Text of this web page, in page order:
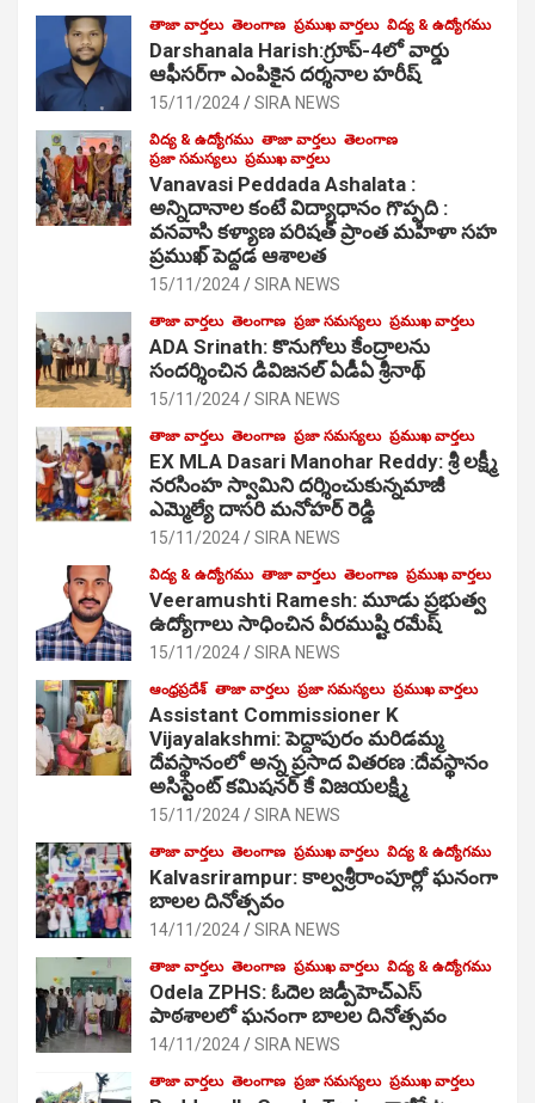
తాజా వార్తలు తెలంగాణ ప్రముఖ వార్తలు విద్య & ఉద్యోగము
Darshanala Harish:గ్రూప్-4లో వార్డు
ఆఫీసర్‌గా ఎంపికైన దర్శనాల హరీష్
15/11/2024 SIRA NEWS
విద్య & ఉద్యోగము తాజా వార్తలు తెలంగాణ
ప్రజా సమస్యలు ప్రముఖ వార్తలు
Vanavasi Peddada Ashalata :
అన్నిదానాల కంటే విద్యాధానం గొప్పది :
వనవాసి కళ్యాణ పరిషత్ ప్రాంత మహిళా సహ
ప్రముఖ్ పెద్దడ ఆశాలత
15/11/2024 SIRA NEWS
తాజా వార్తలు తెలంగాణ ప్రజా సమస్యలు ప్రముఖ వార్తలు
ADA Srinath: కొనుగోలు కేంద్రాల‌ను
సంద‌ర్శించిన డివిజనల్ ఏడీఏ శ్రీనాథ్
15/11/2024 SIRA NEWS
తాజా వార్తలు తెలంగాణ ప్రజా సమస్యలు ప్రముఖ వార్తలు
EX MLA Dasari Manohar Reddy: శ్రీ లక్ష్మీ
నరసింహ స్వామిని దర్శించుకున్నమాజీ
ఎమ్మెల్యే దాసరి మనోహర్ రెడ్డి
15/11/2024 SIRA NEWS
విద్య & ఉద్యోగము తాజా వార్తలు తెలంగాణ ప్రముఖ వార్తలు
Veeramushti Ramesh: మూడు ప్రభుత్వ
ఉద్యోగాలు సాధించిన వీరముష్టి రమేష్
15/11/2024 SIRA NEWS
ఆంధ్రప్రదేశ్ తాజా వార్తలు ప్రజా సమస్యలు ప్రముఖ వార్తలు
Assistant Commissioner K
Vijayalakshmi: పెద్దాపురం మరిడమ్మ
దేవస్థానంలో అన్న ప్రసాద వితరణ :దేవస్థానం
అసిస్టెంట్ కమిషనర్ కే విజయలక్ష్మి
15/11/2024 SIRA NEWS
తాజా వార్తలు తెలంగాణ ప్రముఖ వార్తలు విద్య & ఉద్యోగము
Kalvasrirampur: కాల్వశ్రీరాంపూర్లో ఘనంగా
బాలల దినోత్సవం
14/11/2024 SIRA NEWS
తాజా వార్తలు తెలంగాణ ప్రముఖ వార్తలు విద్య & ఉద్యోగము
Odela ZPHS: ఓదెల జ‌డ్పీహెచ్ఎస్
పాఠ‌శాల‌లో ఘనంగా బాలల దినోత్సవం
14/11/2024 SIRA NEWS
తాజా వార్తలు తెలంగాణ ప్రజా సమస్యలు ప్రముఖ వార్తలు